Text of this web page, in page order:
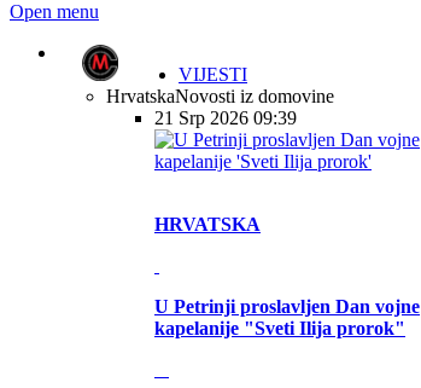
Open menu
VIJESTI
HrvatskaNovosti iz domovine
21 Srp 2026 09:39
HRVATSKA
U Petrinji proslavljen Dan vojne
kapelanije "Sveti Ilija prorok"